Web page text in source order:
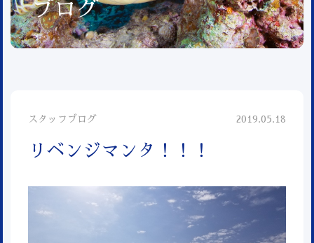
ブログ
スタッフブログ 2019.05.18
リベンジマンタ！！！